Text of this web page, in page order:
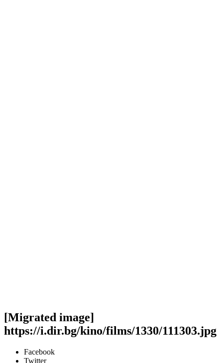
[Migrated image]
https://i.dir.bg/kino/films/1330/111303.jpg
Facebook
Twitter